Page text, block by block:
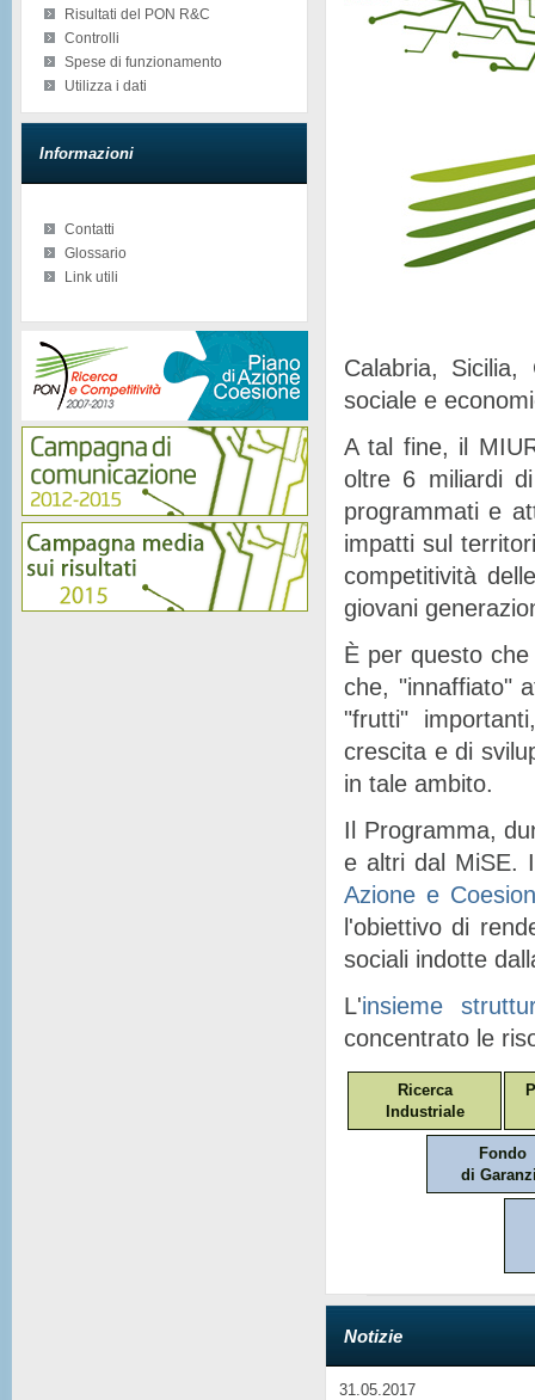
Risultati del PON R&C
Controlli
Spese di funzionamento
Utilizza i dati
Informazioni
Contatti
Glossario
Link utili
Calabria, Sicilia,
sociale e
A tal fine, il
oltre 6 miliardi
programmati e
impatti sul
competitività
giovani
È per questo
che, "innaffiato"
"frutti"
crescita e di
in tale ambito.
Il Programma,
e altri dal MiSE.
Azione e
l'obiettivo di
sociali indotte
L'insieme
concentrato le
Ricerca
Industriale
Fondo
di
Notizie
31.05.2017